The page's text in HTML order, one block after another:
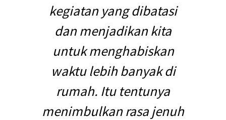
kegiatan yang dibatasi
dan menjadikan kita
untuk menghabiskan
waktu lebih banyak di
rumah. Itu tentunya
menimbulkan rasa jenuh